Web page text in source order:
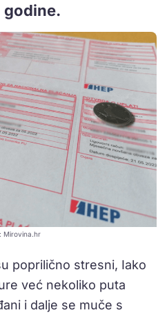
godine.
Mirovina.hr
poprilično stresni, Iako
već nekoliko puta
i dalje se muče s